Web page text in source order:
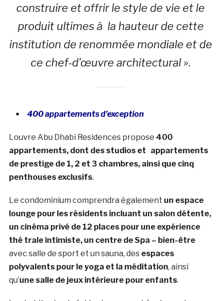
construire et offrir le style de vie et le
produit ultimes à la hauteur de cette
institution de renommée mondiale et de
ce chef-d’œuvre architectural ».
400 appartements d’exception
Louvre Abu Dhabi Residences propose 400
appartements, dont des studios et appartements
de prestige de 1, 2 et 3 chambres, ainsi que cinq
penthouses exclusifs.
Le condominium comprendra également un espace
lounge pour les résidents incluant un salon détente,
un cinéma privé de 12 places pour une expérience
thé trale intimiste, un centre de Spa – bien-être
avec salle de sport et un sauna, des espaces
polyvalents pour le yoga et la méditation, ainsi
qu’une salle de jeux intérieure pour enfants.